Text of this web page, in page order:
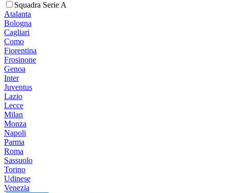
Squadra Serie A
Atalanta
Bologna
Cagliari
Como
Fiorentina
Frosinone
Genoa
Inter
Juventus
Lazio
Lecce
Milan
Monza
Napoli
Parma
Roma
Sassuolo
Torino
Udinese
Venezia